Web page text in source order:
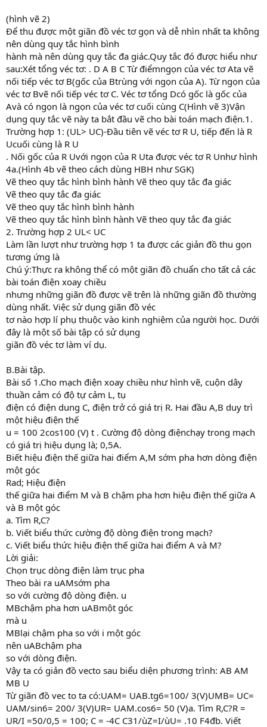
(hình vẽ 2)
Để thu được một giãn đồ véc tơ gọn và dễ nhìn nhất ta không
nên dùng quy tắc hình bình
hành mà nên dùng quy tắc đa giác.Quy tắc đó được hiểu như
sau:Xét tổng véc tơ: . D A B C Từ điểmngọn của véc tơ Ata vẽ
nối tiếp véc tơ B(gốc của Btrùng với ngọn của A). Từ ngọn của
véc tơ Bvẽ nối tiếp véc tơ C. Véc tơ tổng Dcó gốc là gốc của
Avà có ngọn là ngọn của véc tơ cuối cùng C(Hình vẽ 3)Vận
dụng quy tắc vẽ này ta bắt đầu vẽ cho bài toán mạch điện.1.
Trường hợp 1: (UL> UC)-Đầu tiên vẽ véc tơ R U, tiếp đến là R
Ucuối cùng là R U
. Nối gốc của R Uvới ngọn của R Uta được véc tơ R Unhư hình
4a.(Hình 4b vẽ theo cách dùng HBH như SGK)
Vẽ theo quy tắc hình bình hành Vẽ theo quy tắc đa giác
Vẽ theo quy tắc đa giác
Vẽ theo quy tắc hình bình hành
Vẽ theo quy tắc hình bình hành Vẽ theo quy tắc đa giác
2. Trường hợp 2 UL< UC
Làm lần lượt như trường hợp 1 ta được các giản đồ thu gọn
tương ứng là
Chú ý:Thực ra không thể có một giãn đồ chuẩn cho tất cả các
bài toán điện xoay chiều
nhưng những giãn đồ được vẽ trên là những giãn đồ thường
dùng nhất. Việc sử dụng giãn đồ véc
tơ nào hợp lí phụ thuộc vào kinh nghiệm của người học. Dưới
đây là một số bài tập có sử dụng
giãn đồ véc tơ làm ví dụ.
B.Bài tập.
Bài số 1.Cho mạch điện xoay chiều như hình vẽ, cuộn dây
thuần cảm có độ tự cảm L, tụ
điện có điện dung C, điện trở có giá trị R. Hai đầu A,B duy trì
một hiệu điện thế
u = 100 2cos100 (V) t . Cường độ dòng điệnchạy trong mạch
có giá trị hiệu dụng là; 0,5A.
Biết hiệu điện thế giữa hai điểm A,M sớm pha hơn dòng điện
một góc
Rad; Hiệu điện
thế giữa hai điểm M và B chậm pha hơn hiệu điện thế giữa A
và B một góc
a. Tìm R,C?
b. Viết biểu thức cường độ dòng điện trong mạch?
c. Viết biểu thức hiệu điện thế giữa hai điểm A và M?
Lời giải:
Chọn trục dòng điện làm trục pha
Theo bài ra uAMsớm pha
so với cường độ dòng điện. u
MBchậm pha hơn uABmột góc
mà u
MBlại chậm pha so với i một góc
nên uABchậm pha
so với dòng điện.
Vậy ta có giản đồ vecto sau biểu diện phương trình: AB AM
MB U
Từ giãn đồ vec to ta có:UAM= UAB.tg6=100/ 3(V)UMB= UC=
UAM/sin6= 200/ 3(V)UR= UAM.cos6= 50 (V)a. Tìm R,C?R =
UR/I =50/0,5 = 100; C = -4C C31/ùZ=I/ùU= .10 F4đb. Viết